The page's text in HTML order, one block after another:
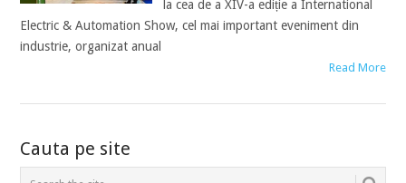
la cea de a XIV-a ediție a International
Electric & Automation Show, cel mai important eveniment din
industrie, organizat anual
Read More
POSTS
NAVIGATION
Cauta pe site